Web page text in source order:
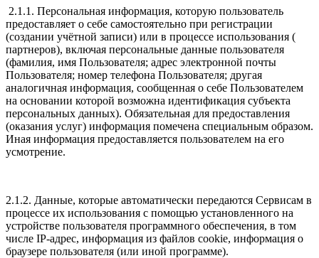
2.1.1. Персональная информация, которую пользователь
предоставляет о себе самостоятельно при регистрации
(создании учётной записи) или в процессе использования (
партнеров), включая персональные данные пользователя
(фамилия, имя Пользователя; адрес электронной почты
Пользователя; номер телефона Пользователя; другая
аналогичная информация, сообщенная о себе Пользователем
на основании которой возможна идентификация субъекта
персональных данных). Обязательная для предоставления
(оказания услуг) информация помечена специальным образом.
Иная информация предоставляется пользователем на его
усмотрение.
2.1.2. Данные, которые автоматически передаются Сервисам в
процессе их использования с помощью установленного на
устройстве пользователя программного обеспечения, в том
числе IP-адрес, информация из файлов cookie, информация о
браузере пользователя (или иной программе).